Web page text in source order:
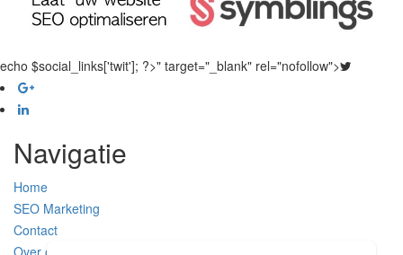
echo $social_links['twit']; ?>" target="_blank" rel="nofollow">
Navigatie
Home
SEO Marketing
Contact
Over ons